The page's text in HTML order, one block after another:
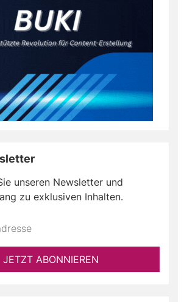
unseren Newsletter und
zu exklusiven Inhalten.
JETZT ABONNIEREN